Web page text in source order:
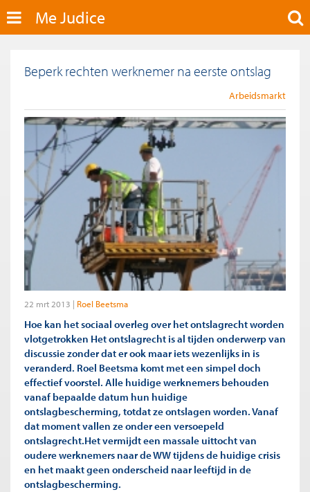
Me Judice
Beperk rechten werknemer na eerste ontslag
Arbeidsmarkt
22 mrt 2013 Roel Beetsma
Hoe kan het sociaal overleg over het ontslagrecht worden
vlotgetrokken Het ontslagrecht is al tijden onderwerp van
discussie zonder dat er ook maar iets wezenlijks in is
veranderd. Roel Beetsma komt met een simpel doch
effectief voorstel. Alle huidige werknemers behouden
vanaf bepaalde datum hun huidige
ontslagbescherming, totdat ze ontslagen worden. Vanaf
dat moment vallen ze onder een versoepeld
ontslagrecht.Het vermijdt een massale uittocht van
oudere werknemers naar de WW tijdens de huidige crisis
en het maakt geen onderscheid naar leeftijd in de
ontslagbescherming.